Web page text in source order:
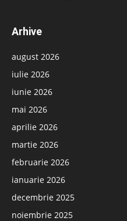
Arhive
august 2026
iulie 2026
iunie 2026
mai 2026
aprilie 2026
martie 2026
februarie 2026
ianuarie 2026
decembrie 2025
noiembrie 2025